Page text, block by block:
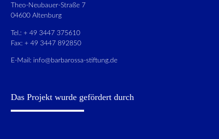
Theo-Neubauer-Straße 7
04600 Altenburg
Tel.: + 49 3447 375610
Fax: + 49 3447 892850
E-Mail: info@barbarossa-stiftung.de
Das Projekt wurde gefördert durch